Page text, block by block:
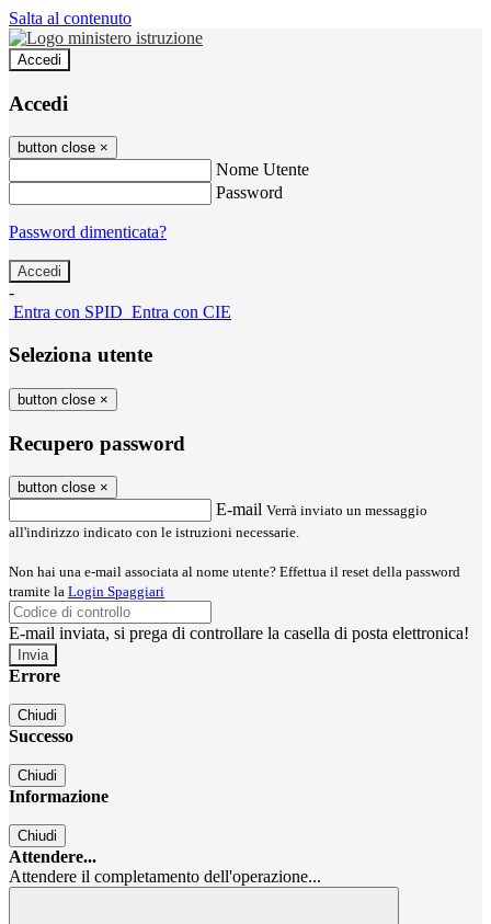
Salta al contenuto
Accedi
Accedi
button close ×
Nome Utente
Password
Password dimenticata?
-
Entra con SPID Entra con CIE
Seleziona utente
button close ×
Recupero password
button close ×
E-mail Verrà inviato un messaggio
all'indirizzo indicato con le istruzioni necessarie.
Non hai una e-mail associata al nome utente? Effettua il reset della password
tramite la Login Spaggiari
E-mail inviata, si prega di controllare la casella di posta elettronica!
Errore
Chiudi
Successo
Chiudi
Informazione
Chiudi
Attendere...
Attendere il completamento dell'operazione...